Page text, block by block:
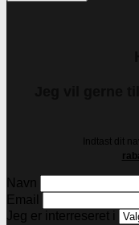
Indtast dit
Navn
Email
Jeg er interreseret i